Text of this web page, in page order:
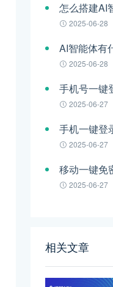
怎么搭建AI
2025-06-28
AI智能体有
2025-06-28
手机号一键
2025-06-27
手机一键登
2025-06-27
移动一键免
2025-06-27
相关文章